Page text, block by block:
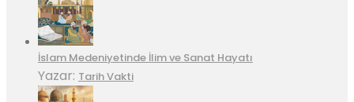
İslam Medeniyetinde İlim ve Sanat Hayatı
Yazar: Tarih Vakti